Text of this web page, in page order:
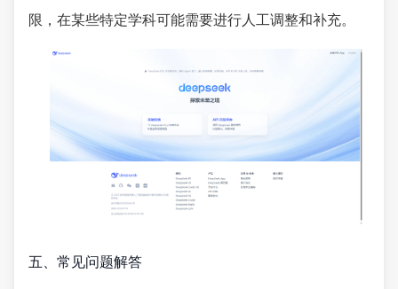
限，在某些特定学科可能需要进行人工调整和补充。
五、常见问题解答